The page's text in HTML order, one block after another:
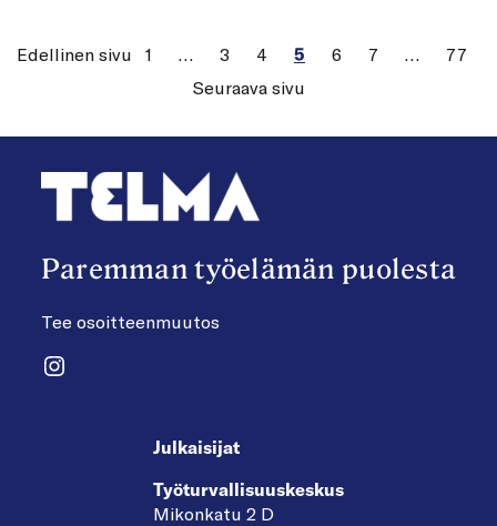
Edellinen sivu 1 … 3 4 5 6 7 …
77
Seuraava sivu
Paremman työelämän puolesta
Tee osoitteenmuutos
Instagram
Julkaisijat
Työturvallisuuskeskus
Mikonkatu 2 D